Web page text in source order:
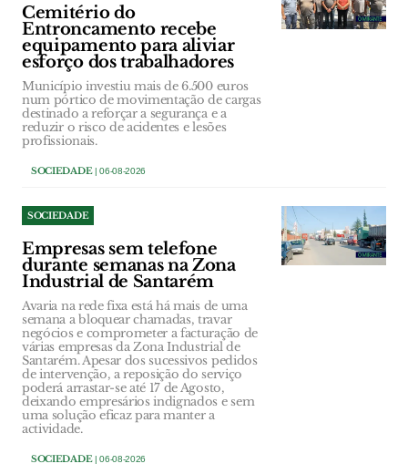
Cemitério do
Entroncamento recebe
equipamento para aliviar
esforço dos trabalhadores
Município investiu mais de 6.500 euros
num pórtico de movimentação de cargas
destinado a reforçar a segurança e a
reduzir o risco de acidentes e lesões
profissionais.
SOCIEDADE| 06-08-2026
SOCIEDADE
Empresas sem telefone
durante semanas na Zona
Industrial de Santarém
Avaria na rede fixa está há mais de uma
semana a bloquear chamadas, travar
negócios e comprometer a facturação de
várias empresas da Zona Industrial de
Santarém. Apesar dos sucessivos pedidos
de intervenção, a reposição do serviço
poderá arrastar-se até 17 de Agosto,
deixando empresários indignados e sem
uma solução eficaz para manter a
actividade.
SOCIEDADE| 06-08-2026